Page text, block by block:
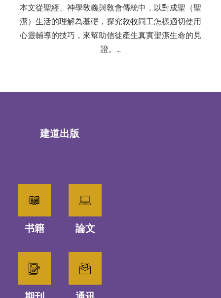
本文從聖經、神學敎義與敎會傳統中，以對成聖（聖
潔）生活的理解為基礎，探究敎牧同工怎樣適切使用
心靈輔導的技巧，來幫助信徒產生真實聖潔生命的見
證。…
建道出版
书籍 論文